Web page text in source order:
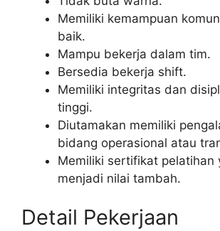
Memiliki kemampuan
baik.
Mampu bekerja dalam tim.
Bersedia bekerja shift.
Memiliki integritas dan
tinggi.
Diutamakan memiliki
bidang operasional atau
Memiliki sertifikat pelatihan
menjadi nilai tambah.
Detail Pekerjaan